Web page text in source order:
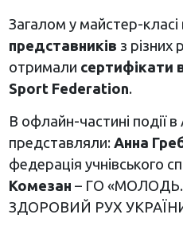
Загалом у майстер-
представників з різних
отримали сертифікати
Sport Federation.
В офлайн-частині події в
представляли: Анна
федерація учнівського
Комезан – ГО
ЗДОРОВИЙ РУХ